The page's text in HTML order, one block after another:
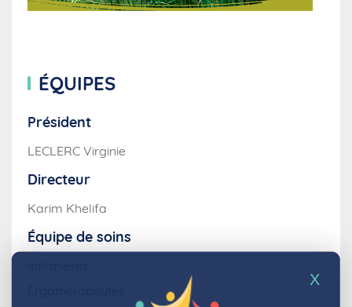
ÉQUIPES
Président
LECLERC Virginie
Directeur
Karim Khelifa
Équipe de soins
X